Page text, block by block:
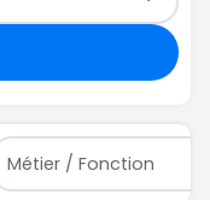
Métier / Fonction